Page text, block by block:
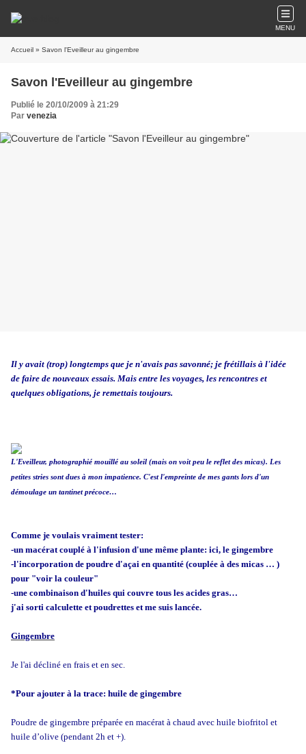
MENU
Accueil » Savon l'Eveilleur au gingembre
Savon l'Eveilleur au gingembre
Publié le 20/10/2009 à 21:29
Par venezia
Il y avait (trop) longtemps que je n'avais pas savonné; je frétillais à l'idée
de faire de nouveaux essais. Mais entre les voyages, les rencontres et
quelques obligations, je remettais toujours.
L'Eveilleur, photographié mouillé au soleil (mais on voit peu le reflet des micas). Les
petites stries sont dues à mon impatience. C'est l'empreinte de mes gants lors d'un
démoulage un tantinet précoce…
Comme je voulais vraiment tester:
-un macérat couplé à l'infusion d'une même plante: ici, le gingembre
-l'incorporation de poudre d'açai en quantité (couplée à des micas … )
pour "voir la couleur"
-une combinaison d'huiles qui couvre tous les acides gras…
j'ai sorti calculette et poudrettes et me suis lancée.
Gingembre
Je l'ai décliné en frais et en sec.
*Pour ajouter à la trace: huile de gingembre
Poudre de gingembre préparée en macérat à chaud avec huile biofritol et
huile d’olive (pendant 2h et +).